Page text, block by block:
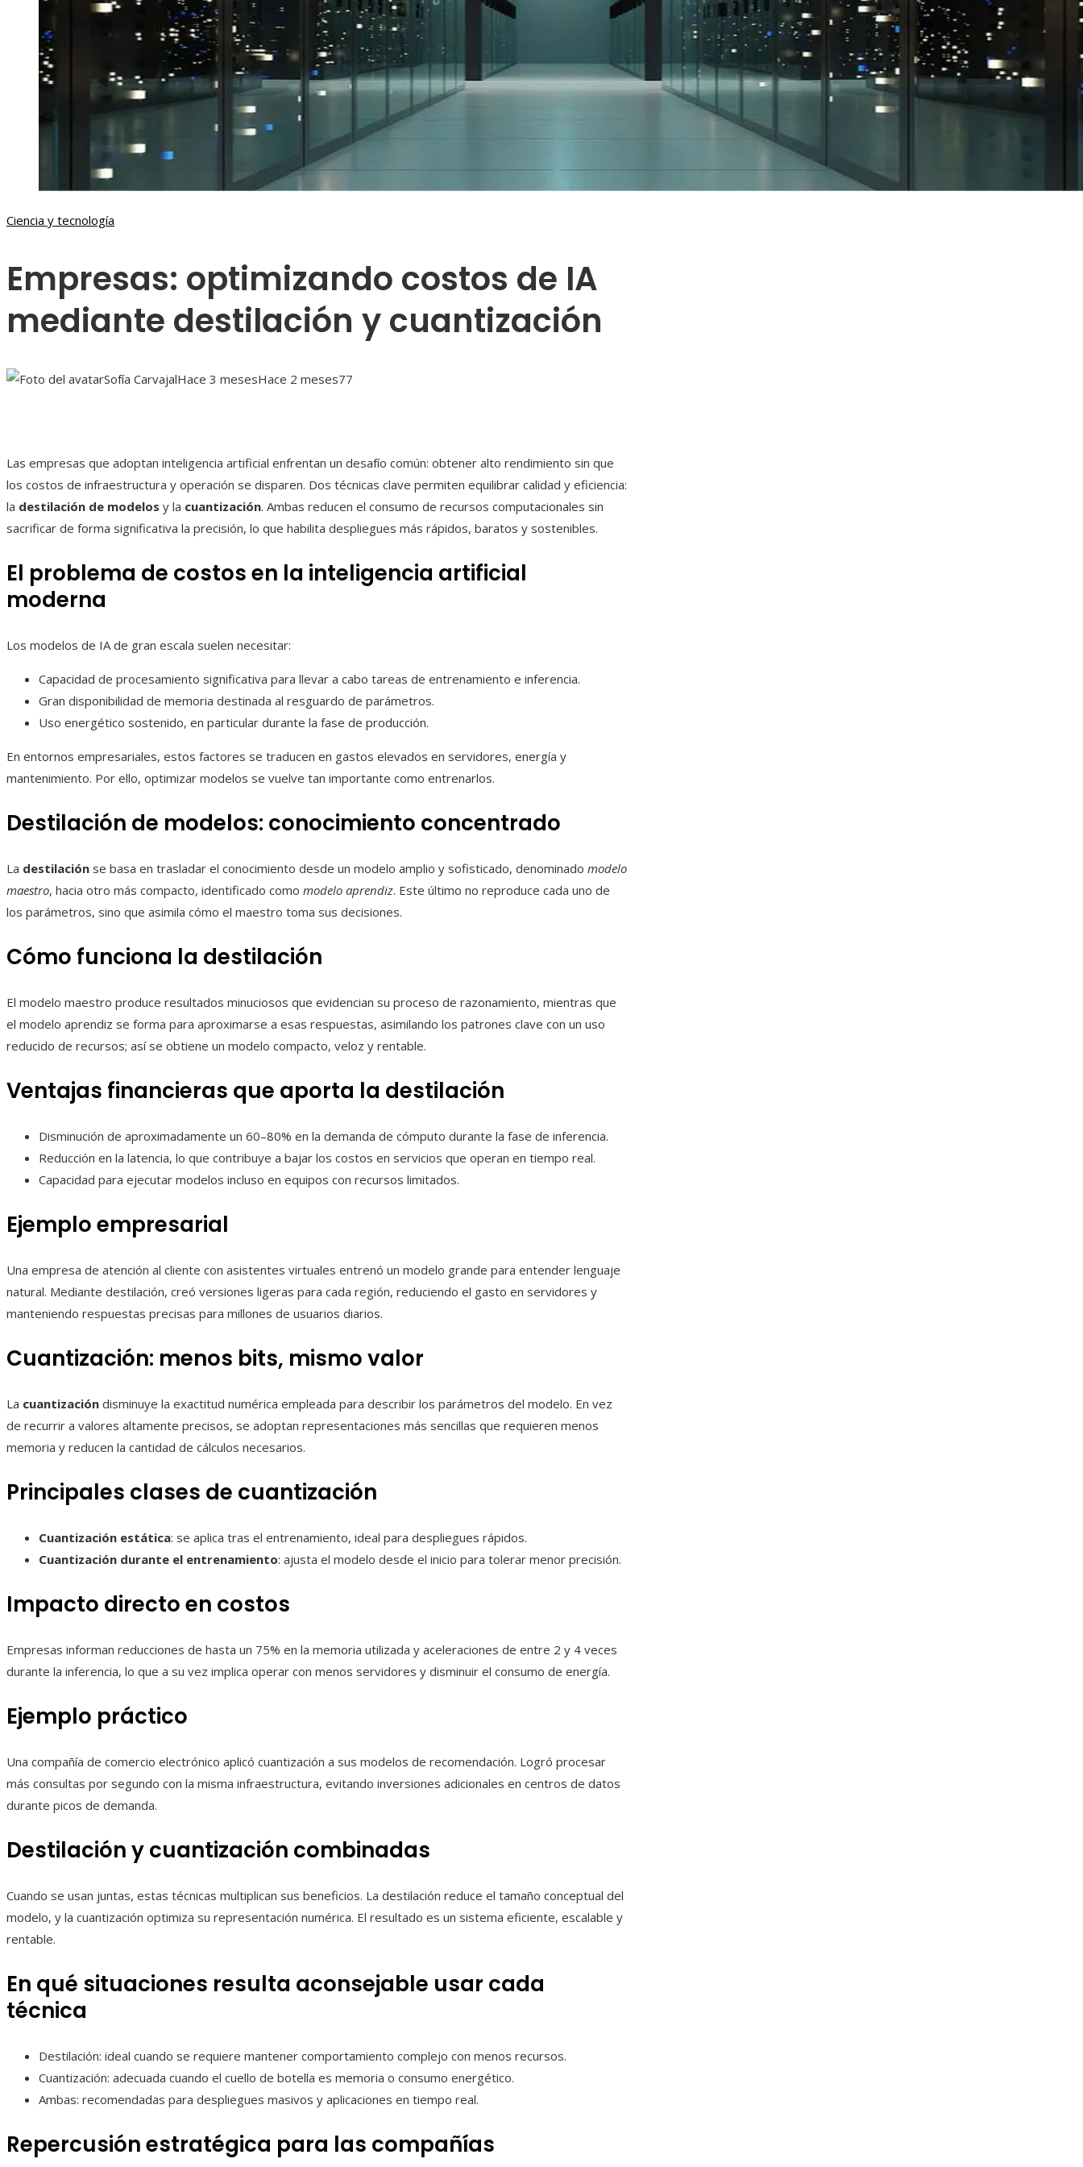
Ciencia y tecnología
Empresas: optimizando costos de IA
mediante destilación y cuantización
Sofía CarvajalHace 3 mesesHace 2 meses77
Las empresas que adoptan inteligencia artificial enfrentan un desafío común: obtener alto rendimiento sin que
los costos de infraestructura y operación se disparen. Dos técnicas clave permiten equilibrar calidad y eficiencia:
la destilación de modelos y la cuantización. Ambas reducen el consumo de recursos computacionales sin
sacrificar de forma significativa la precisión, lo que habilita despliegues más rápidos, baratos y sostenibles.
El problema de costos en la inteligencia artificial
moderna
Los modelos de IA de gran escala suelen necesitar:
Capacidad de procesamiento significativa para llevar a cabo tareas de entrenamiento e inferencia.
Gran disponibilidad de memoria destinada al resguardo de parámetros.
Uso energético sostenido, en particular durante la fase de producción.
En entornos empresariales, estos factores se traducen en gastos elevados en servidores, energía y
mantenimiento. Por ello, optimizar modelos se vuelve tan importante como entrenarlos.
Destilación de modelos: conocimiento concentrado
La destilación se basa en trasladar el conocimiento desde un modelo amplio y sofisticado, denominado modelo
maestro, hacia otro más compacto, identificado como modelo aprendiz. Este último no reproduce cada uno de
los parámetros, sino que asimila cómo el maestro toma sus decisiones.
Cómo funciona la destilación
El modelo maestro produce resultados minuciosos que evidencian su proceso de razonamiento, mientras que
el modelo aprendiz se forma para aproximarse a esas respuestas, asimilando los patrones clave con un uso
reducido de recursos; así se obtiene un modelo compacto, veloz y rentable.
Ventajas financieras que aporta la destilación
Disminución de aproximadamente un 60–80% en la demanda de cómputo durante la fase de inferencia.
Reducción en la latencia, lo que contribuye a bajar los costos en servicios que operan en tiempo real.
Capacidad para ejecutar modelos incluso en equipos con recursos limitados.
Ejemplo empresarial
Una empresa de atención al cliente con asistentes virtuales entrenó un modelo grande para entender lenguaje
natural. Mediante destilación, creó versiones ligeras para cada región, reduciendo el gasto en servidores y
manteniendo respuestas precisas para millones de usuarios diarios.
Cuantización: menos bits, mismo valor
La cuantización disminuye la exactitud numérica empleada para describir los parámetros del modelo. En vez
de recurrir a valores altamente precisos, se adoptan representaciones más sencillas que requieren menos
memoria y reducen la cantidad de cálculos necesarios.
Principales clases de cuantización
Cuantización estática: se aplica tras el entrenamiento, ideal para despliegues rápidos.
Cuantización durante el entrenamiento: ajusta el modelo desde el inicio para tolerar menor precisión.
Impacto directo en costos
Empresas informan reducciones de hasta un 75% en la memoria utilizada y aceleraciones de entre 2 y 4 veces
durante la inferencia, lo que a su vez implica operar con menos servidores y disminuir el consumo de energía.
Ejemplo práctico
Una compañía de comercio electrónico aplicó cuantización a sus modelos de recomendación. Logró procesar
más consultas por segundo con la misma infraestructura, evitando inversiones adicionales en centros de datos
durante picos de demanda.
Destilación y cuantización combinadas
Cuando se usan juntas, estas técnicas multiplican sus beneficios. La destilación reduce el tamaño conceptual del
modelo, y la cuantización optimiza su representación numérica. El resultado es un sistema eficiente, escalable y
rentable.
En qué situaciones resulta aconsejable usar cada
técnica
Destilación: ideal cuando se requiere mantener comportamiento complejo con menos recursos.
Cuantización: adecuada cuando el cuello de botella es memoria o consumo energético.
Ambas: recomendadas para despliegues masivos y aplicaciones en tiempo real.
Repercusión estratégica para las compañías